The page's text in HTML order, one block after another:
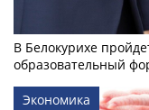
В Белокурихе
образовательный
Экономика